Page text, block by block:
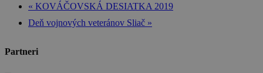
« KOVÁČOVSKÁ DESIATKA 2019
Deň vojnových veteránov Sliač »
Partneri